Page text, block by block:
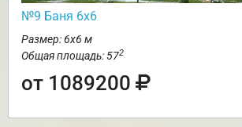
№9 Баня 6х6
Размер: 6х6 м
Общая площадь: 572
от 1089200